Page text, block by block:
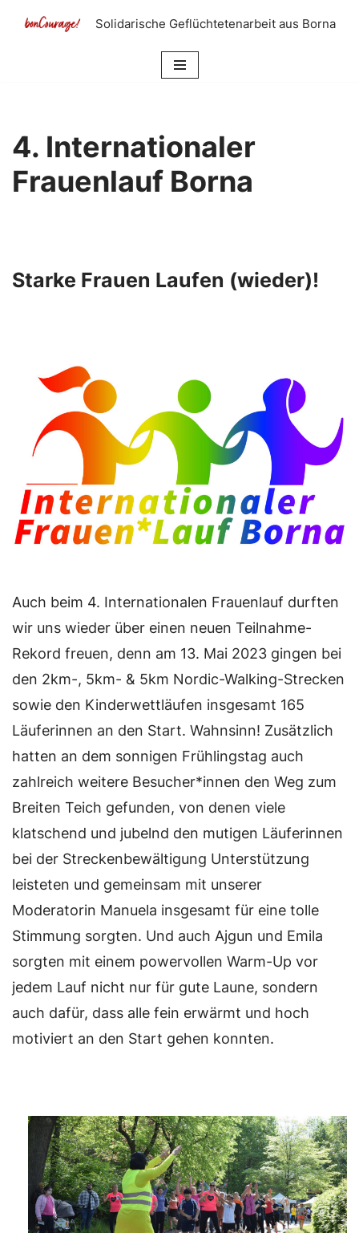
Solidarische Geflüchtetenarbeit aus Borna
4. Internationaler
Frauenlauf Borna
Starke Frauen Laufen (wieder)!
Auch beim 4. Internationalen Frauenlauf durften
wir uns wieder über einen neuen Teilnahme-
Rekord freuen, denn am 13. Mai 2023 gingen bei
den 2km-, 5km- & 5km Nordic-Walking-Strecken
sowie den Kinderwettläufen insgesamt 165
Läuferinnen an den Start. Wahnsinn! Zusätzlich
hatten an dem sonnigen Frühlingstag auch
zahlreich weitere Besucher*innen den Weg zum
Breiten Teich gefunden, von denen viele
klatschend und jubelnd den mutigen Läuferinnen
bei der Streckenbewältigung Unterstützung
leisteten und gemeinsam mit unserer
Moderatorin Manuela insgesamt für eine tolle
Stimmung sorgten. Und auch Ajgun und Emila
sorgten mit einem powervollen Warm-Up vor
jedem Lauf nicht nur für gute Laune, sondern
auch dafür, dass alle fein erwärmt und hoch
motiviert an den Start gehen konnten.